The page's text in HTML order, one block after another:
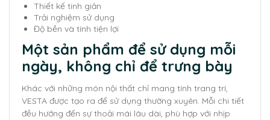
Thiết kế tinh giản
Trải nghiệm sử dụng
Độ bền và tính tiện lợi
Một sản phẩm để sử dụng mỗi
ngày, không chỉ để trưng bày
Khác với những món nội thất chỉ mang tính trang trí,
VESTA được tạo ra để sử dụng thường xuyên. Mỗi chi tiết
đều hướng đến sự thoải mái lâu dài, phù hợp với nhịp